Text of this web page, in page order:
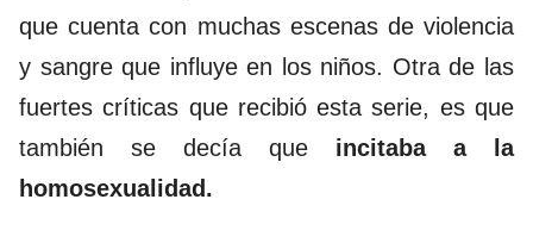
que cuenta con muchas escenas de violencia
y sangre que influye en los niños. Otra de las
fuertes críticas que recibió esta serie, es que
también se decía que incitaba a la
homosexualidad.